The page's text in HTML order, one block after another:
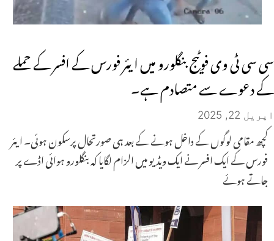
سی سی ٹی وی فوٹیج بنگلورو میں ایئر فورس کے افسر کے حملے
کے دعوے سے متصادم ہے۔
اپریل 22, 2025
کچھ مقامی لوگوں کے داخل ہونے کے بعد ہی صورتحال پرسکون ہوئی۔ ایئر
فورس کے ایک افسر نے ایک ویڈیو میں الزام لگایا کہ بنگلورو ہوائی اڈے پر
جاتے ہوئے